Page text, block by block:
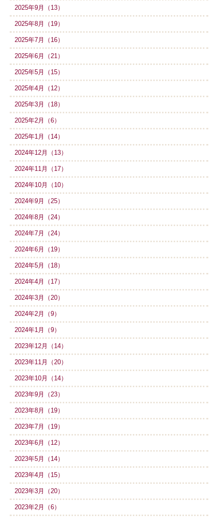
2025年9月（13）
2025年8月（19）
2025年7月（16）
2025年6月（21）
2025年5月（15）
2025年4月（12）
2025年3月（18）
2025年2月（6）
2025年1月（14）
2024年12月（13）
2024年11月（17）
2024年10月（10）
2024年9月（25）
2024年8月（24）
2024年7月（24）
2024年6月（19）
2024年5月（18）
2024年4月（17）
2024年3月（20）
2024年2月（9）
2024年1月（9）
2023年12月（14）
2023年11月（20）
2023年10月（14）
2023年9月（23）
2023年8月（19）
2023年7月（19）
2023年6月（12）
2023年5月（14）
2023年4月（15）
2023年3月（20）
2023年2月（6）